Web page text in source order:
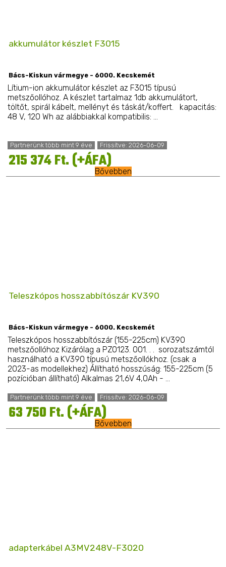
akkumulátor készlet F3015
Bács-Kiskun vármegye - 6000. Kecskemét
Lítium-ion akkumulátor készlet az F3015 típusú
metszőollóhoz. A készlet tartalmaz 1db akkumulátort,
töltőt, spirál kábelt, mellényt és táskát/koffert. kapacitás:
48 V, 120 Wh az alábbiakkal kompatibilis: ...
Partnerünk több mint 9 éve Frissítve: 2026-06-09
215 374 Ft. (+ÁFA)Bővebben
Teleszkópos hosszabbítószár KV390
Bács-Kiskun vármegye - 6000. Kecskemét
Teleszkópos hosszabbítószár (155-225cm) KV390
metszőollóhoz Kizárólag a PZ0123. 001. . . sorozatszámtól
használható a KV390 típusú metszőollókhoz. (csak a
2023-as modellekhez) Állítható hosszúság: 155-225cm (5
pozícióban állítható) Alkalmas 21,6V 4,0Ah - ...
Partnerünk több mint 9 éve Frissítve: 2026-06-09
63 750 Ft. (+ÁFA)Bővebben
adapterkábel A3MV248V-F3020